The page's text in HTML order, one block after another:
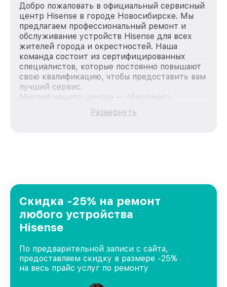
Добро пожаловать в официальный сервисный
центр Hisense в городе Новосибирске. Мы
предлагаем профессиональный ремонт и
обслуживание устройств Hisense для всех
жителей города и окрестностей. Наша
команда состоит из сертифицированных
специалистов, которые постоянно повышают
свою квалификацию, чтобы предоставить вам
лучший сервис.
Миссия нашего центра — обеспечить
качественный и доступный ремонт для
каждого пользователя продукции Hisense,
Развернуть
Скидка -25% на ремонт
любого устройства
Hisense
По предварительной записи с сайта,
предоставляем скидку в размере -25%
на весь прайс услуг по ремонту